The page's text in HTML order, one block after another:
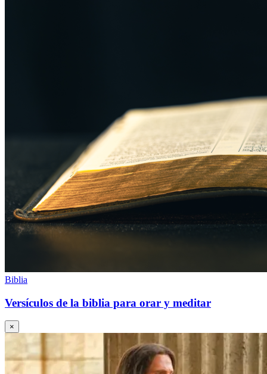
Biblia
Versículos de la biblia para orar y meditar
×